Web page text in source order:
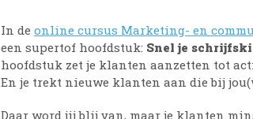
In de online cursus Marketing- en
een supertof hoofdstuk: Snel je
hoofdstuk zet je klanten aanzetten tot
En je trekt nieuwe klanten aan die bij
Daar word jij blij van, maar je klanten